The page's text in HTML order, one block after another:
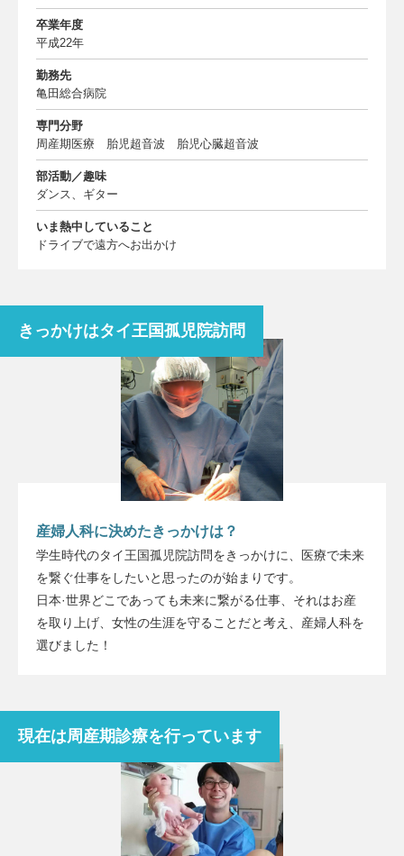
サイトマップ
Site map
卒業年度
平成22年
勤務先
亀田総合病院
専門分野
周産期医療 胎児超音波 胎児心臓超音波
部活動／趣味
ダンス、ギター
いま熱中していること
ドライブで遠方へお出かけ
きっかけはタイ王国孤児院訪問
産婦人科に決めたきっかけは？
学生時代のタイ王国孤児院訪問をきっかけに、医療で未来
を繋ぐ仕事をしたいと思ったのが始まりです。
日本·世界どこであっても未来に繋がる仕事、それはお産
を取り上げ、女性の生涯を守ることだと考え、産婦人科を
選びました！
現在は周産期診療を行っています